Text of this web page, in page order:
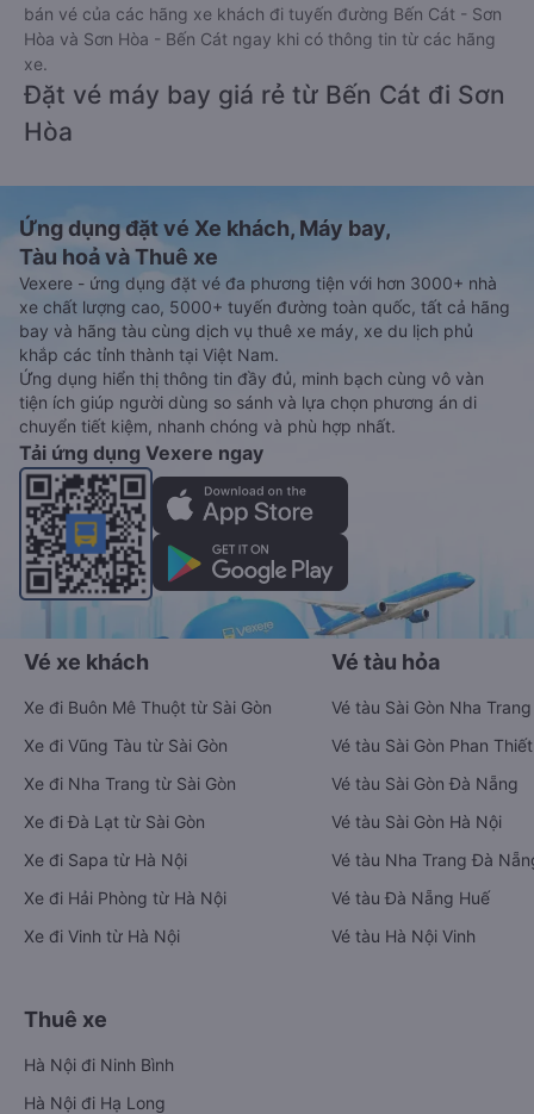
bán vé của các hãng xe khách đi tuyến đường Bến Cát - Sơn
Hòa và Sơn Hòa - Bến Cát ngay khi có thông tin từ các hãng
xe.
Đặt vé máy bay giá rẻ từ Bến Cát đi Sơn
Hòa
Ứng dụng đặt vé Xe khách, Máy bay,
Tàu hoả và Thuê xe
Vexere - ứng dụng đặt vé đa phương tiện với hơn 3000+ nhà
xe chất lượng cao, 5000+ tuyến đường toàn quốc, tất cả hãng
bay và hãng tàu cùng dịch vụ thuê xe máy, xe du lịch phủ
khắp các tỉnh thành tại Việt Nam.
Ứng dụng hiển thị thông tin đầy đủ, minh bạch cùng vô vàn
tiện ích giúp người dùng so sánh và lựa chọn phương án di
chuyển tiết kiệm, nhanh chóng và phù hợp nhất.
Tải ứng dụng Vexere ngay
Vé xe khách
Xe đi Buôn Mê Thuột từ Sài Gòn
Xe đi Vũng Tàu từ Sài Gòn
Xe đi Nha Trang từ Sài Gòn
Xe đi Đà Lạt từ Sài Gòn
Xe đi Sapa từ Hà Nội
Xe đi Hải Phòng từ Hà Nội
Xe đi Vinh từ Hà Nội
Vé tàu hỏa
Vé tàu Sài Gòn Nha Trang
Vé tàu Sài Gòn Phan Thiết
Vé tàu Sài Gòn Đà Nẵng
Vé tàu Sài Gòn Hà Nội
Vé tàu Nha Trang Đà
Vé tàu Đà Nẵng Huế
Vé tàu Hà Nội Vinh
Thuê xe
Hà Nội đi Ninh Bình
Hà Nội đi Hạ Long